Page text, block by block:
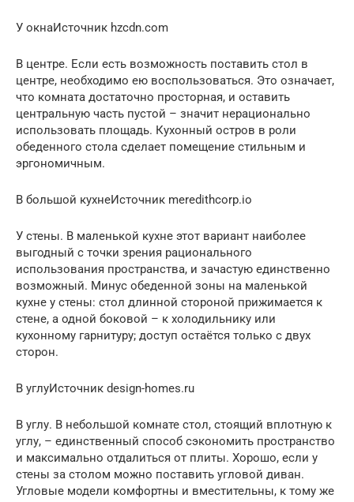
У окнаИсточник hzcdn.com
В центре. Если есть возможность поставить стол в
центре, необходимо ею воспользоваться. Это означает,
что комната достаточно просторная, и оставить
центральную часть пустой – значит нерационально
использовать площадь. Кухонный остров в роли
обеденного стола сделает помещение стильным и
эргономичным.
В большой кухнеИсточник meredithcorp.io
У стены. В маленькой кухне этот вариант наиболее
выгодный с точки зрения рационального
использования пространства, и зачастую единственно
возможный. Минус обеденной зоны на маленькой
кухне у стены: стол длинной стороной прижимается к
стене, а одной боковой – к холодильнику или
кухонному гарнитуру; доступ остаётся только с двух
сторон.
В углуИсточник design-homes.ru
В углу. В небольшой комнате стол, стоящий вплотную к
углу, – единственный способ сэкономить пространство
и максимально отдалиться от плиты. Хорошо, если у
стены за столом можно поставить угловой диван.
Угловые модели комфортны и вместительны, к тому же